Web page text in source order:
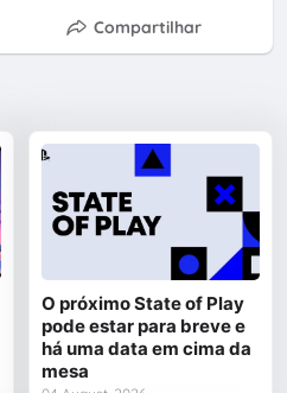
Compartilhar
O próximo State of Play
pode estar para breve e
há uma data em cima da
mesa